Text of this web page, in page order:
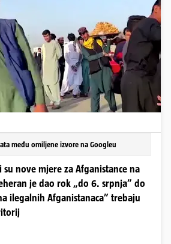
među omiljene izvore na Googleu
su nove mjere za Afganistance na
je dao rok „do 6. srpnja” do
ilegalnih Afganistanaca” trebaju